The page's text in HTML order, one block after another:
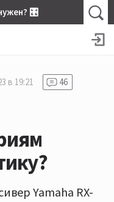
🎛
в 19:21
46
Yamaha RX-